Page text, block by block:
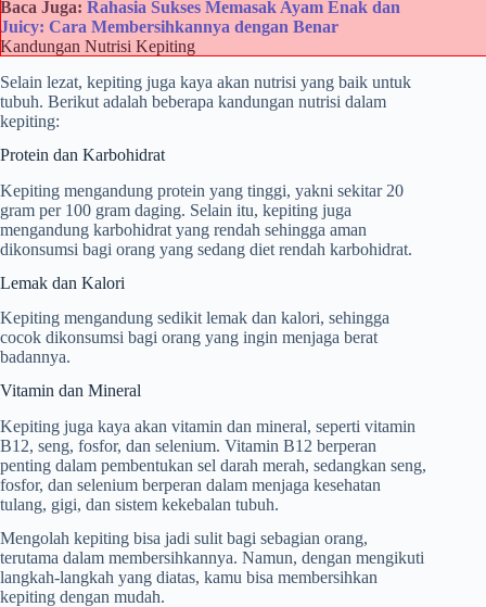
Baca Juga: Rahasia Sukses Memasak Ayam Enak dan
Juicy: Cara Membersihkannya dengan Benar
Kandungan Nutrisi Kepiting
Selain lezat, kepiting juga kaya akan nutrisi yang baik untuk
tubuh. Berikut adalah beberapa kandungan nutrisi dalam
kepiting:
Protein dan Karbohidrat
Kepiting mengandung protein yang tinggi, yakni sekitar 20
gram per 100 gram daging. Selain itu, kepiting juga
mengandung karbohidrat yang rendah sehingga aman
dikonsumsi bagi orang yang sedang diet rendah karbohidrat.
Lemak dan Kalori
Kepiting mengandung sedikit lemak dan kalori, sehingga
cocok dikonsumsi bagi orang yang ingin menjaga berat
badannya.
Vitamin dan Mineral
Kepiting juga kaya akan vitamin dan mineral, seperti vitamin
B12, seng, fosfor, dan selenium. Vitamin B12 berperan
penting dalam pembentukan sel darah merah, sedangkan seng,
fosfor, dan selenium berperan dalam menjaga kesehatan
tulang, gigi, dan sistem kekebalan tubuh.
Mengolah kepiting bisa jadi sulit bagi sebagian orang,
terutama dalam membersihkannya. Namun, dengan mengikuti
langkah-langkah yang diatas, kamu bisa membersihkan
kepiting dengan mudah.